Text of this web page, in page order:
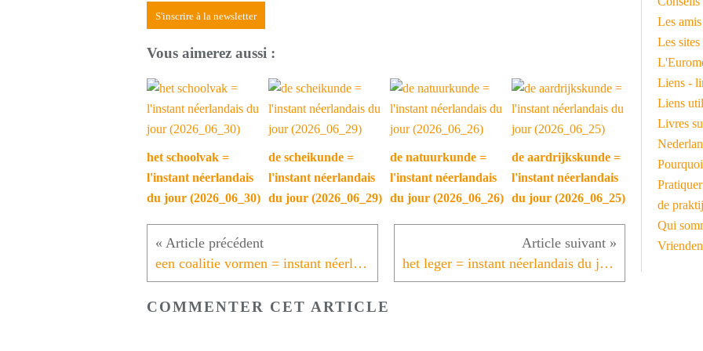
S'inscrire à la newsletter
Vous aimerez aussi :
het schoolvak =
l'instant néerlandais
du jour (2026_06_30)
de scheikunde =
l'instant néerlandais
du jour (2026_06_29)
de natuurkunde =
l'instant néerlandais
du jour (2026_06_26)
de aardrijkskunde =
l'instant néerlandais
du jour (2026_06_25)
een coalitie vormen = instant néerlandais du jour (2021_10_07) het leger = instant néerlandais du jour (2021_10_11)
COMMENTER CET ARTICLE
Les
Les
Liens -
Liens
Livres
de
Qui